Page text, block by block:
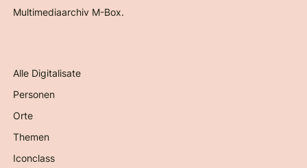
Multimediaarchiv M-Box.
Alle Digitalisate
Personen
Orte
Themen
Iconclass